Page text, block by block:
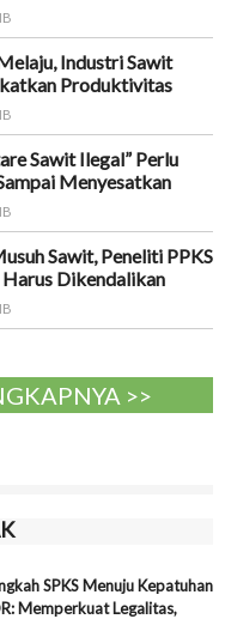
Industri Sawit
Produktivitas
Sawit Ilegal” Perlu
Menyesatkan
Sawit, Peneliti PPKS
Dikendalikan
>>
SPKS Menuju Kepatuhan
Memperkuat Legalitas,